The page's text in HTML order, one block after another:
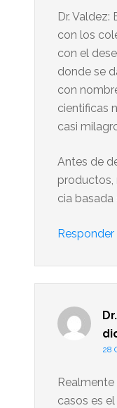
Dr.
con los
con el
donde se
con
cientificas
casi
Antes de
productos,
cia basada
Responder
28
casos es